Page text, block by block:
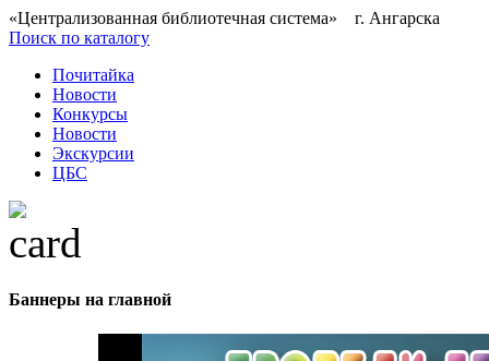
«Централизованная библиотечная система» г. Ангарска
Поиск по каталогу
Почитайка
Новости
Конкурсы
Новости
Экскурсии
ЦБС
Баннеры на главной